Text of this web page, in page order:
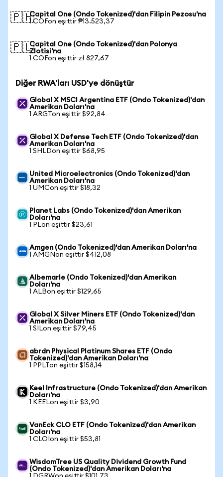
🇵🇭Capital One (Ondo Tokenized)'dan Filipin Pezosu'na
1 COFon eşittir ₱13.523,37
🇵🇱Capital One (Ondo Tokenized)'dan Polonya
Zlotisi'na
1 COFon eşittir zł 827,67
Diğer RWA'ları USD'ye dönüştür
Global X MSCI Argentina ETF (Ondo Tokenized)'dan
Amerikan Doları'na
1 ARGTon eşittir $92,84
Global X Defense Tech ETF (Ondo Tokenized)'dan
Amerikan Doları'na
1 SHLDon eşittir $68,95
United Microelectronics (Ondo Tokenized)'dan
Amerikan Doları'na
1 UMCon eşittir $18,32
Planet Labs (Ondo Tokenized)'dan Amerikan
Doları'na
1 PLon eşittir $23,61
Amgen (Ondo Tokenized)'dan Amerikan Doları'na
1 AMGNon eşittir $412,08
Albemarle (Ondo Tokenized)'dan Amerikan
Doları'na
1 ALBon eşittir $129,65
Global X Silver Miners ETF (Ondo Tokenized)'dan
Amerikan Doları'na
1 SILon eşittir $79,45
abrdn Physical Platinum Shares ETF (Ondo
Tokenized)'dan Amerikan Doları'na
1 PPLTon eşittir $158,14
Keel Infrastructure (Ondo Tokenized)'dan Amerikan
Doları'na
1 KEELon eşittir $3,90
VanEck CLO ETF (Ondo Tokenized)'dan Amerikan
Doları'na
1 CLOIon eşittir $53,81
WisdomTree US Quality Dividend Growth Fund
(Ondo Tokenized)'dan Amerikan Doları'na